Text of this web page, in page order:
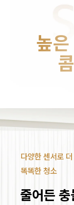
높
다양한 센서로 더
똑똑한 청소
줄어든